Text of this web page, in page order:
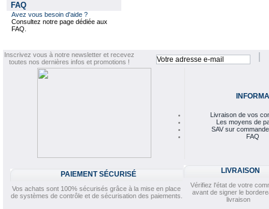
FAQ
Avez vous besoin d'aide ?
Consultez notre page dédiée aux
FAQ.
Inscrivez vous à notre newsletter et recevez
toutes nos dernières infos et promotions !
Livraison de vos
Les moyens de
SAV sur
FAQ
PAIEMENT SÉCURISÉ
Vos achats sont 100% sécurisés grâce à la mise en place
de systèmes de contrôle et de sécurisation des paiements.
LIVRAISON
Vérifiez l'état de votre
avant de signer le
livraison